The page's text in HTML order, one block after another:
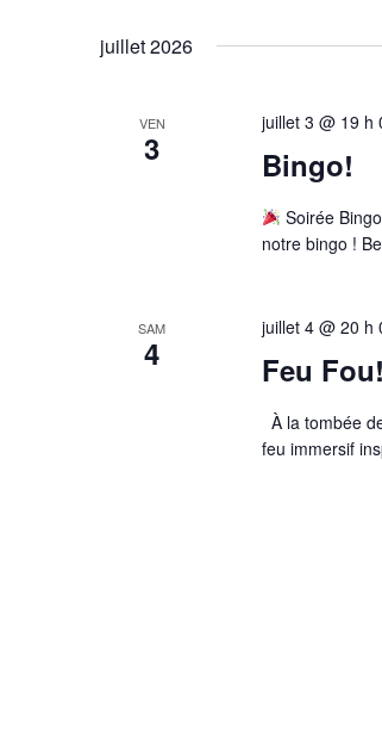
juillet 2026
VEN
3
juillet 3 @ 19 h
Bingo!
Soirée
notre bingo !
SAM
4
juillet 4 @ 20 h
Feu
À la tombée
feu immersif